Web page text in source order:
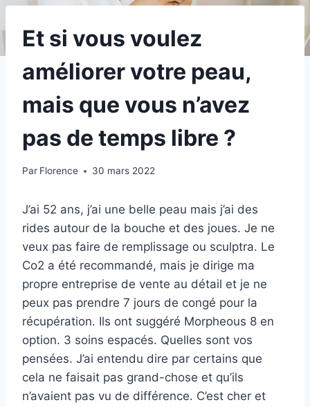
Et si vous voulez
améliorer votre peau,
mais que vous n’avez
pas de temps libre ?
Par Florence 30 mars 2022
J’ai 52 ans, j’ai une belle peau mais j’ai des
rides autour de la bouche et des joues. Je ne
veux pas faire de remplissage ou sculptra. Le
Co2 a été recommandé, mais je dirige ma
propre entreprise de vente au détail et je ne
peux pas prendre 7 jours de congé pour la
récupération. Ils ont suggéré Morpheous 8 en
option. 3 soins espacés. Quelles sont vos
pensées. J’ai entendu dire par certains que
cela ne faisait pas grand-chose et qu’ils
n’avaient pas vu de différence. C’est cher et